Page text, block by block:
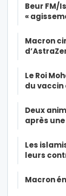
Beur FM/
«
Macron
Le Roi
du
Deux
après
Les
leurs
Macron